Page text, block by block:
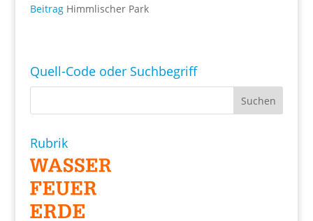
BeitragHimmlischer Park
Quell-Code oder Suchbegriff
Rubrik